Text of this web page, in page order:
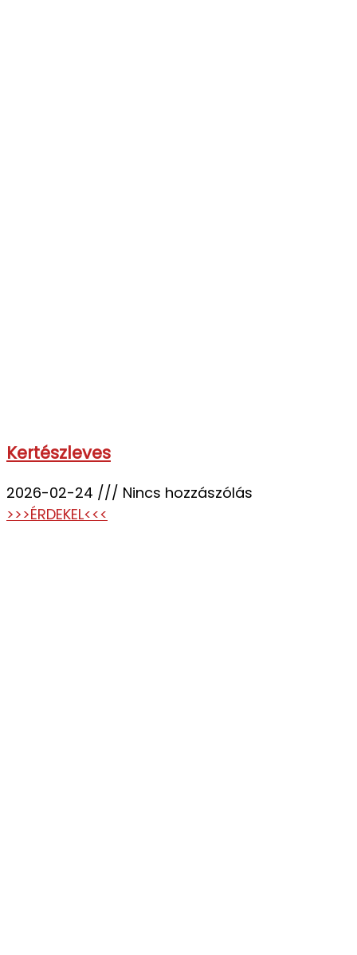
Kertészleves
2026-02-24
Nincs hozzászólás
>>>ÉRDEKEL<<<